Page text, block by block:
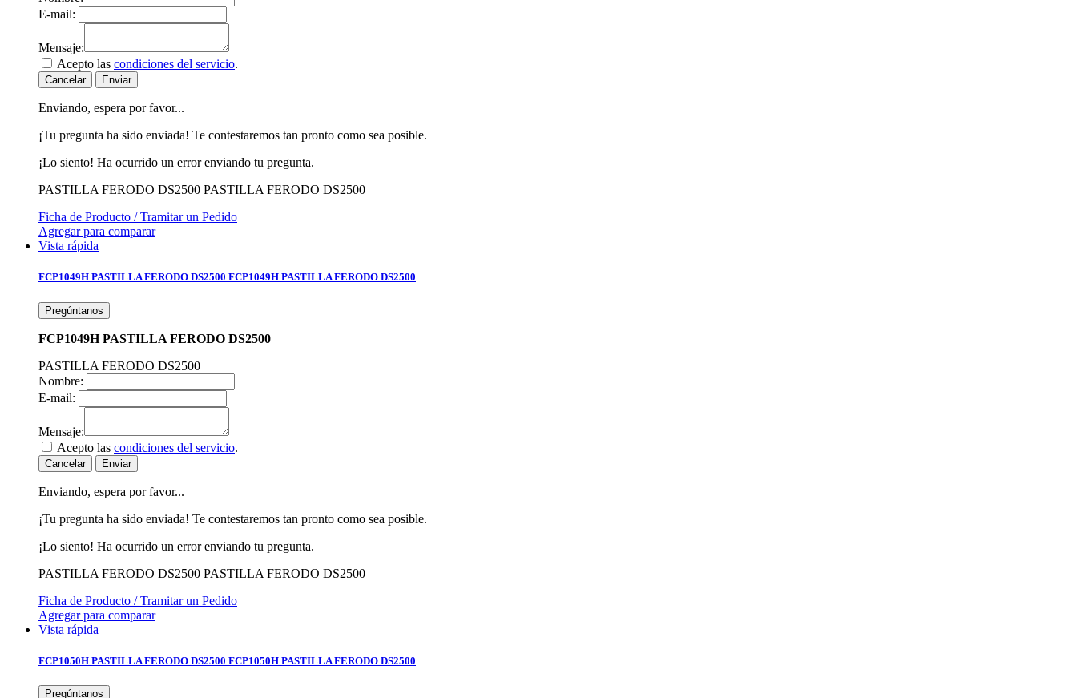
E-mail:
Mensaje:
Acepto las condiciones del servicio.
Cancelar Enviar
Enviando, espera por favor...
¡Tu pregunta ha sido enviada! Te contestaremos tan pronto como sea posible.
¡Lo siento! Ha ocurrido un error enviando tu pregunta.
PASTILLA FERODO DS2500 PASTILLA FERODO DS2500
Ficha de Producto / Tramitar un Pedido
Agregar para comparar
Vista rápida
FCP1049H PASTILLA FERODO DS2500 FCP1049H PASTILLA FERODO DS2500
Pregúntanos
FCP1049H PASTILLA FERODO DS2500
PASTILLA FERODO DS2500
Nombre:
E-mail:
Mensaje:
Acepto las condiciones del servicio.
Cancelar Enviar
Enviando, espera por favor...
¡Tu pregunta ha sido enviada! Te contestaremos tan pronto como sea posible.
¡Lo siento! Ha ocurrido un error enviando tu pregunta.
PASTILLA FERODO DS2500 PASTILLA FERODO DS2500
Ficha de Producto / Tramitar un Pedido
Agregar para comparar
Vista rápida
FCP1050H PASTILLA FERODO DS2500 FCP1050H PASTILLA FERODO DS2500
Pregúntanos